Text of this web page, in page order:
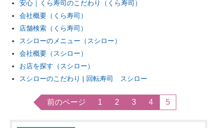
安心｜くら寿司のこだわり（くら寿司）
会社概要（くら寿司）
店舗検索（くら寿司）
スシローのメニュー（スシロー）
会社概要（スシロー）
お店を探す（スシロー）
スシローのこだわり | 回転寿司 スシロー
前のページ 1 2 3 4 5